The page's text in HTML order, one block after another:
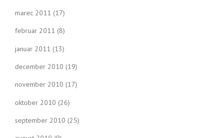
marec 2011 (17)
februar 2011 (8)
januar 2011 (13)
december 2010 (19)
november 2010 (17)
oktober 2010 (26)
september 2010 (25)